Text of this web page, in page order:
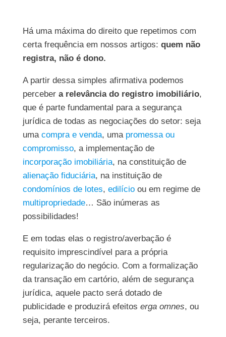
Há uma máxima do direito que repetimos com
certa frequência em nossos artigos: quem não
registra, não é dono.
A partir dessa simples afirmativa podemos
perceber a relevância do registro imobiliário,
que é parte fundamental para a segurança
jurídica de todas as negociações do setor: seja
uma compra e venda, uma promessa ou
compromisso, a implementação de
incorporação imobiliária, na constituição de
alienação fiduciária, na instituição de
condomínios de lotes, edilícioou em regime de
multipropriedade… São inúmeras as
possibilidades!
E em todas elas o registro/averbação é
requisito imprescindível para a própria
regularização do negócio. Com a formalização
da transação em cartório, além de segurança
jurídica, aquele pacto será dotado de
publicidade e produzirá efeitos erga omnes, ou
seja, perante terceiros.